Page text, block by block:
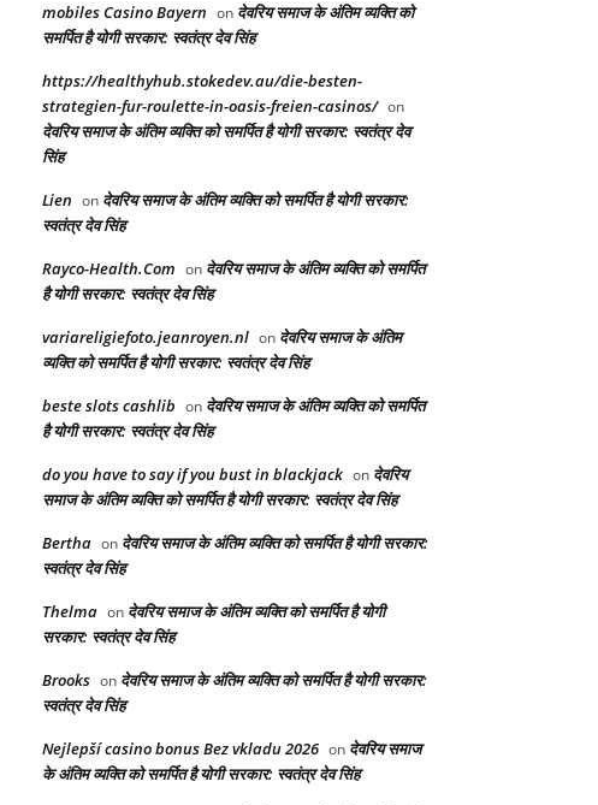
mobiles Casino Bayern on देवरिय समाज के अंतिम व्यक्ति को
समर्पित है योगी सरकार: स्वतंत्र देव सिंह
https://healthyhub.stokedev.au/die-besten-
strategien-fur-roulette-in-oasis-freien-casinos/ on
देवरिय समाज के अंतिम व्यक्ति को समर्पित है योगी सरकार: स्वतंत्र देव
सिंह
Lien on देवरिय समाज के अंतिम व्यक्ति को समर्पित है योगी सरकार:
स्वतंत्र देव सिंह
Rayco-Health.Com on देवरिय समाज के अंतिम व्यक्ति को समर्पित
है योगी सरकार: स्वतंत्र देव सिंह
variareligiefoto.jeanroyen.nl on देवरिय समाज के अंतिम
व्यक्ति को समर्पित है योगी सरकार: स्वतंत्र देव सिंह
beste slots cashlib on देवरिय समाज के अंतिम व्यक्ति को समर्पित
है योगी सरकार: स्वतंत्र देव सिंह
do you have to say if you bust in blackjack on देवरिय
समाज के अंतिम व्यक्ति को समर्पित है योगी सरकार: स्वतंत्र देव सिंह
Bertha on देवरिय समाज के अंतिम व्यक्ति को समर्पित है योगी सरकार:
स्वतंत्र देव सिंह
Thelma on देवरिय समाज के अंतिम व्यक्ति को समर्पित है योगी
सरकार: स्वतंत्र देव सिंह
Brooks on देवरिय समाज के अंतिम व्यक्ति को समर्पित है योगी सरकार:
स्वतंत्र देव सिंह
Nejlepší casino bonus Bez vkladu 2026 on देवरिय समाज
के अंतिम व्यक्ति को समर्पित है योगी सरकार: स्वतंत्र देव सिंह